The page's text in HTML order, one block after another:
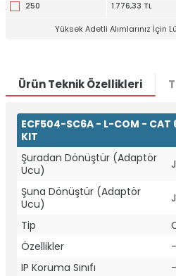
250 1.776,33 TL
Yüksek Adetli Alımlarınız İçin
Ürün Teknik Özellikleri
ECF504-SC6A - L-COM - CAT
KIT
Şuradan Dönüştür (Adaptör
Ucu)
Şuna Dönüştür (Adaptör
Ucu)
Tip
Özellikler
-
IP Koruma Sınıfı
-